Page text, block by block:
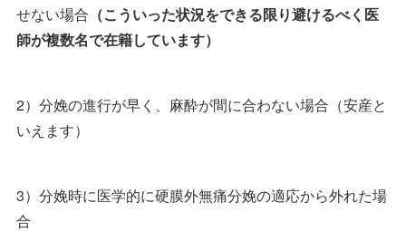
せない場合 （こういった状況をできる限り避けるべく医
師が複数名で在籍しています）
2）分娩の進行が早く、麻酔が間に合わない場合（安産と
いえます）
3）分娩時に医学的に硬膜外無痛分娩の適応から外れた場
合